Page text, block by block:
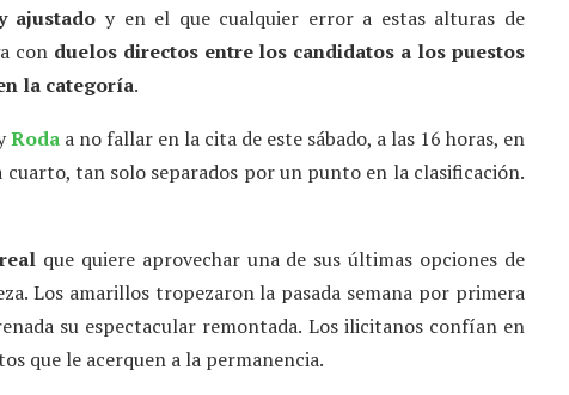
ajustado y en el que cualquier error a estas alturas de
con duelos directos entre los candidatos a los puestos
la categoría.
Roda a no fallar en la cita de este sábado, a las 16 horas, en
tan solo separados por un punto en la clasificación.
que quiere aprovechar una de sus últimas opciones de
Los amarillos tropezaron la pasada semana por primera
su espectacular remontada. Los ilicitanos confían en
que le acerquen a la permanencia.